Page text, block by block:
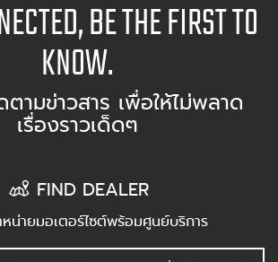
BE THE FIRST TO
KNOW.
ามข่าวสาร เพื่อให้ไม่พลาด
เรื่องราวเด็ดๆ
FIND DEALER
น่ายมอเตอร์ไซต์พร้อมศูนย์บริการ